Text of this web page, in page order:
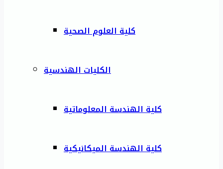
كلية العلوم الصحية
الكليات الهندسية
كلية الهندسة المعلوماتية
كلية الهندسة الميكانيكية